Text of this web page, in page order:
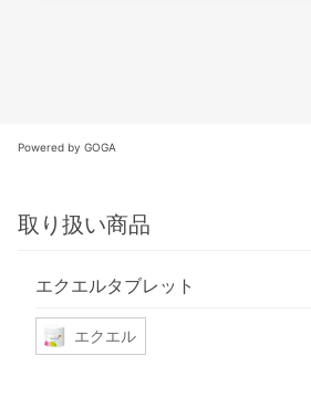
Powered by GOGA
取り扱い商品
エクエルタブレット
エクエル